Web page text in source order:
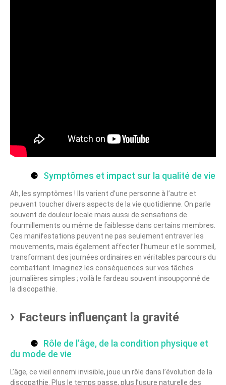
Symptômes et impact sur la qualité de vie
Ah, les symptômes ! Ils varient d’une personne à l’autre et
peuvent toucher divers aspects de la vie quotidienne. On parle
souvent de douleur locale mais aussi de sensations de
fourmillements ou même de faiblesse dans certains membres.
Ces manifestations peuvent ne pas seulement entraver les
mouvements, mais également affecter l’humeur et le sommeil,
transformant des journées ordinaires en véritables parcours du
combattant. Imaginez les conséquences sur vos tâches
journalières simples ; voilà le fardeau souvent insoupçonné de
la discopathie.
Facteurs influençant la gravité
Rôle de l’âge, de la condition physique et
du mode de vie
L’âge, ce vieil ennemi invisible, joue un rôle dans l’évolution de la
discopathie. Plus le temps passe, plus l’usure naturelle des